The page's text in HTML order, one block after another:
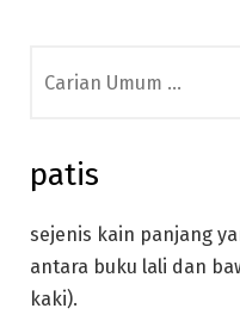
for:
patis
sejenis kain panjang
antara buku lali dan
kaki).